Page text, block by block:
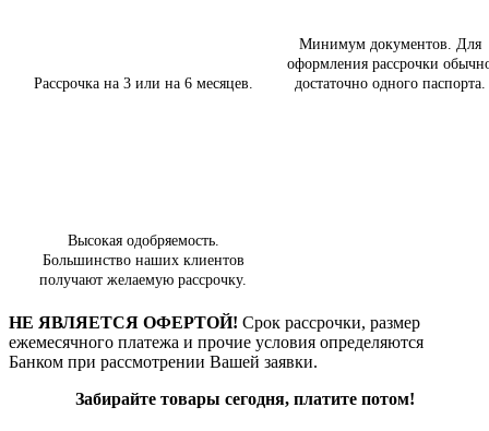
Рассрочка на 3 или на 6 месяцев.
Минимум документов. Для
оформления рассрочки
достаточно одного паспорта.
Высокая одобряемость.
Большинство наших клиентов
получают желаемую рассрочку.
НЕ ЯВЛЯЕТСЯ ОФЕРТОЙ! Срок рассрочки, размер
ежемесячного платежа и прочие условия определяются
Банком при рассмотрении Вашей заявки.
Забирайте товары сегодня, платите потом!